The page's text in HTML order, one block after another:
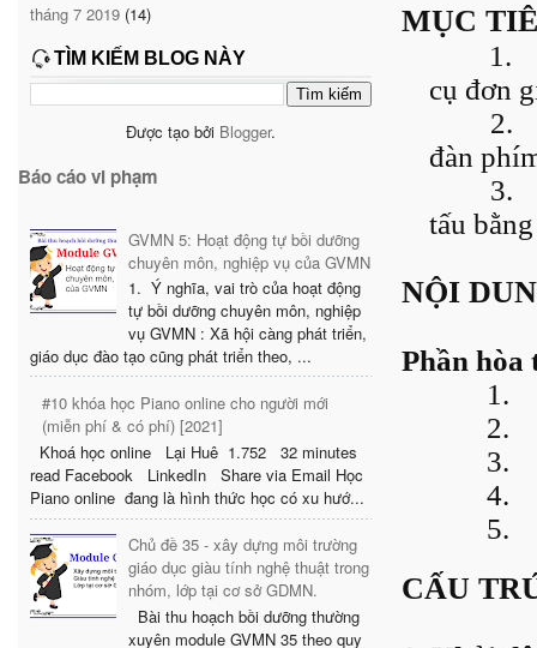
tháng 7 2019 (14)
TÌM KIẾM BLOG NÀY
Được tạo bởi Blogger.
Báo cáo vi phạm
GVMN 5: Hoạt động tự bồi dưỡng
chuyên môn, nghiệp vụ của GVMN
1. Ý nghĩa, vai trò của hoạt động
tự bồi dưỡng chuyên môn, nghiệp
vụ GVMN : Xã hội càng phát triển,
giáo dục đào tạo cũng phát triển theo, ...
#10 khóa học Piano online cho người mới
(miễn phí & có phí) [2021]
Khoá học online Lại Huê 1.752 32 minutes
read Facebook LinkedIn Share via Email Học
Piano online đang là hình thức học có xu hướ...
Chủ đề 35 - xây dựng môi trường
giáo dục giàu tính nghệ thuật trong
nhóm, lớp tại cơ sở GDMN.
Bài thu hoạch bồi dưỡng thường
xuyên module GVMN 35 theo quy
MỤC
1.
cụ đơn
2.
đàn
3.
tấu
NỘI
Phần hòa
1.
2.
3.
4.
5.
CẤU